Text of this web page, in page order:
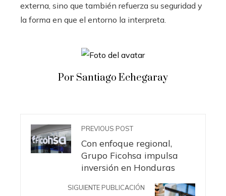
externa, sino que también refuerza su seguridad y
la forma en que el entorno la interpreta.
Por Santiago Echegaray
PREVIOUS POST
Con enfoque regional,
Grupo Ficohsa impulsa
inversión en Honduras
SIGUIENTE PUBLICACIÓN